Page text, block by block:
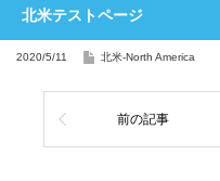
北米テストページ
2020/5/11 北米-North America
前の記事